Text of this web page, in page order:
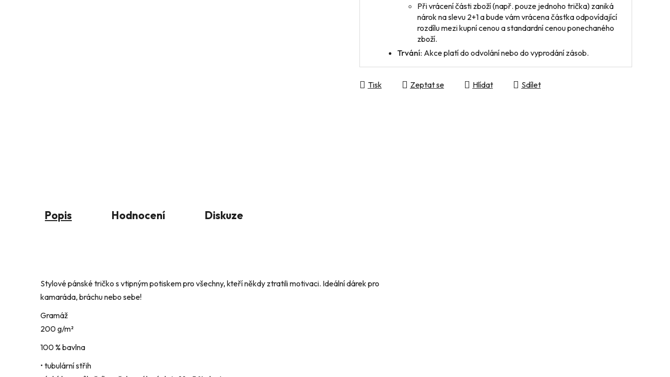
Při vráceníčásti zboží(např. pouze jednoho trička) zaniká
nárok na slevu 2+1 a bude vám vrácena částka odpovídající
rozdílu mezi kupní cenou a standardní cenou ponechaného
zboží.
Trvání: Akce platí do odvolání nebo do vyprodání zásob.
Tisk Zeptat se Hlídat Sdílet
Popis Hodnocení Diskuze
Stylové pánské tričko s vtipným potiskem pro všechny, kteří někdy ztratili motivaci. Ideální dárek pro
kamaráda, bráchu nebo sebe!
Gramáž
200 g/m²
100 % bavlna
• tubulární střih